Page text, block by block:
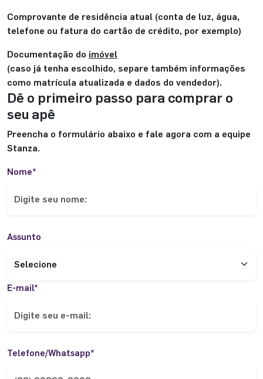
Comprovante de residência atual (conta de luz, água,
telefone ou fatura do cartão de crédito, por exemplo)
Documentação do imóvel
(caso já tenha escolhido, separe também informações
como matrícula atualizada e dados do vendedor).
Dê o primeiro passo para comprar o
seu apê
Preencha o formulário abaixo e fale agora com a equipe
Stanza.
Nome*
Assunto
E-mail*
Telefone/Whatsapp*